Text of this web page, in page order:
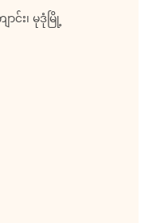
င်း၊ မုဒုံမြို့